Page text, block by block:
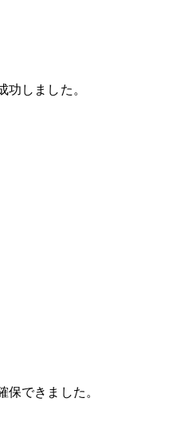
しました。
できました。